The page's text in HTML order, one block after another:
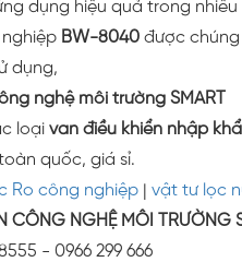
dụng hiệu quả trong
BW-8040 được
dụng,
nghệ môi trường SMART
loại van điều khiển nhập
quốc, giá sỉ.
Ro công nghiệp | vật tư lọc
CÔNG NGHỆ MÔI TRƯỜNG
- 0966 299 666